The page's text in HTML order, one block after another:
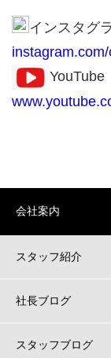
インスタグ
YouTube
会社案内
スタッフ紹介
社長ブログ
スタッフブログ